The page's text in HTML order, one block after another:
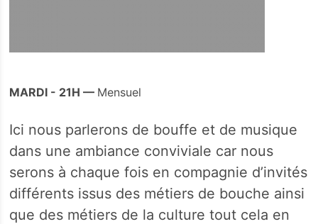
MARDI - 21H — Mensuel
Ici nous parlerons de bouffe et de musique
dans une ambiance conviviale car nous
serons à chaque fois en compagnie d’invités
différents issus des métiers de bouche ainsi
que des métiers de la culture tout cela en